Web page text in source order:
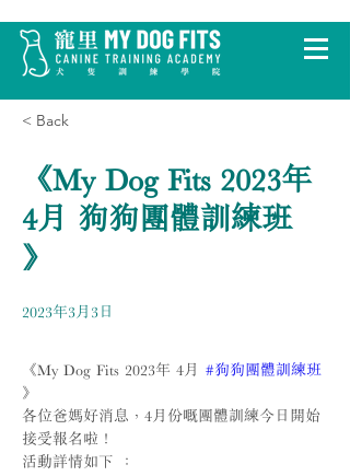
< Back
《My Dog Fits 2023年
4月 狗狗團體訓練班
》
2023年3月3日
《My Dog Fits 2023年 4月 #狗狗團體訓練班
》
各位爸媽好消息，4月份嘅團體訓練今日開始
接受報名啦！
活動詳情如下 ：